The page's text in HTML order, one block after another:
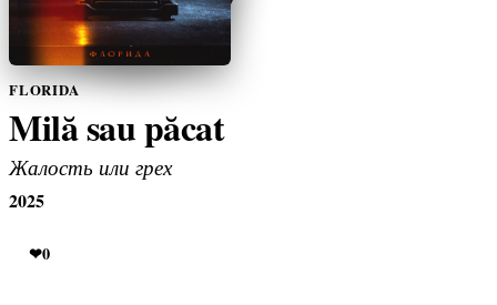
FLORIDA
Milă sau păcat
Жалость или грех
2025
❤0